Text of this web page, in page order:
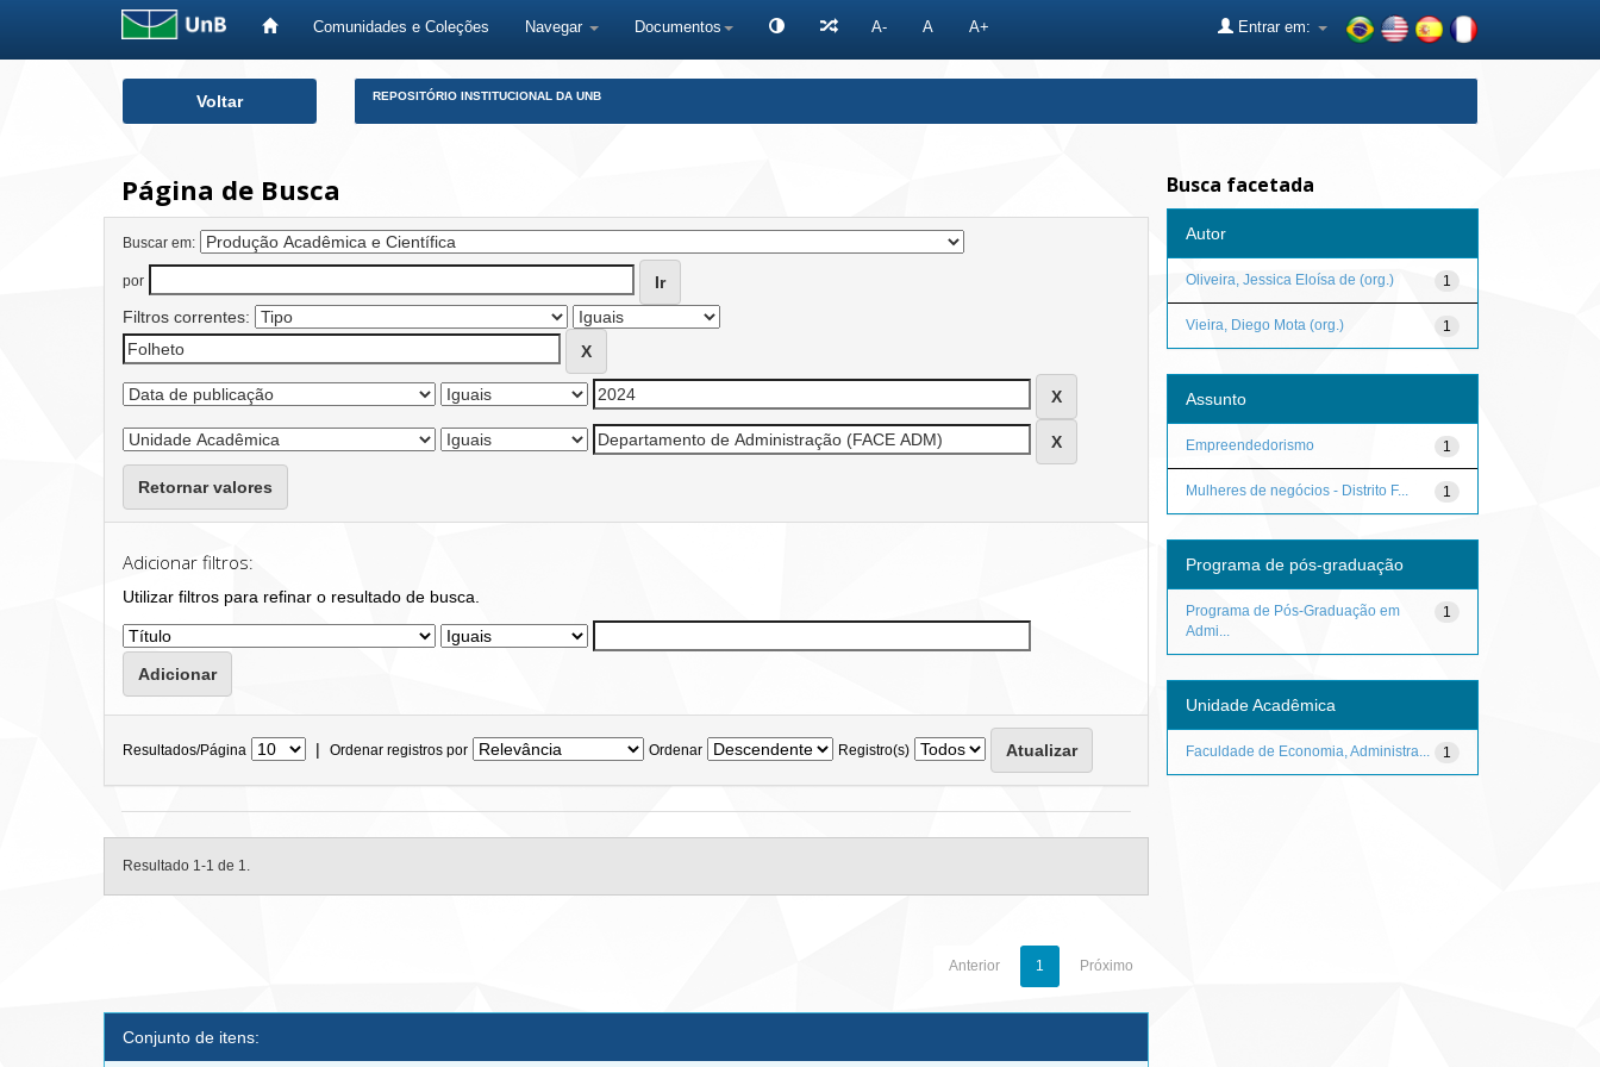
Comunidades e Coleções Navegar Documentos A- A A+ Entrar em:
Voltar REPOSITÓRIO INSTITUCIONAL DA UNB
Página de Busca
Buscar em:
por
Filtros correntes:
Retornar valores
Adicionar filtros:
Utilizar filtros para refinar o resultado de busca.
Resultados/Página | Ordenar registros por Ordenar Registro(s)
Resultado 1-1 de 1.
Anterior 1 Próximo
Conjunto de itens:
Busca facetada
Autor
1
Oliveira, Jessica Eloísa de (org.)
1
Vieira, Diego Mota (org.)
Assunto
1
Empreendedorismo
1
Mulheres de negócios - Distrito F...
Programa de pós-graduação
1
Programa de Pós-Graduação em
Admi...
Unidade Acadêmica
1
Faculdade de Economia, Administra...